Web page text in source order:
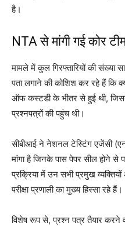
है।
NTA से मांगी गई कोर
मामले में कुल गिरफ्तारियों की संख्या
पता लगाने की कोशिश कर रहे हैं कि
ऑफ कस्टडी के भीतर से हुई थी, जिसके
प्रश्नपत्रों की पहुंच थी।
सीबीआई ने नेशनल टेस्टिंग एजेंसी
मांगा है जिनके पास पेपर सील होने
प्रक्रिया में उन सभी प्रमुख
परीक्षा प्रणाली का मुख्य हिस्सा रहे हैं।
विशेष रूप से, प्रश्न पत्र तैयार करने